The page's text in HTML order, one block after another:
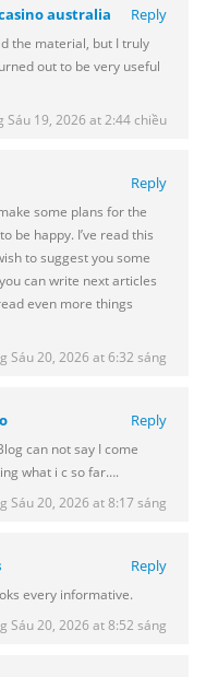
australia Reply
the material, but I truly
out to be very useful
Sáu 19, 2026 at 2:44 chiều
Reply
some plans for the
be happy. I’ve read this
to suggest you some
can write next articles
even more things
Sáu 20, 2026 at 6:32 sáng
Reply
can not say I come
what i c so far….
Sáu 20, 2026 at 8:17 sáng
Reply
every informative.
Sáu 20, 2026 at 8:52 sáng